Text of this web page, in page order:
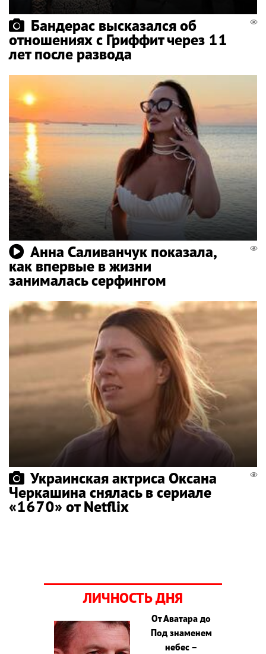
Бандерас высказался об
отношениях с Гриффит через 11
лет после развода
Анна Саливанчук показала,
как впервые в жизни
занималась серфингом
Украинская актриса Оксана
Черкашина снялась в сериале
«1670» от Netflix
ЛИЧНОСТЬ ДНЯ
От Аватара до
Под знаменем
небес –